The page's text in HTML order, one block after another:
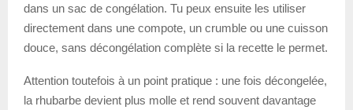
dans un sac de congélation. Tu peux ensuite les utiliser
directement dans une compote, un crumble ou une cuisson
douce, sans décongélation complète si la recette le permet.
Attention toutefois à un point pratique : une fois décongelée,
la rhubarbe devient plus molle et rend souvent davantage